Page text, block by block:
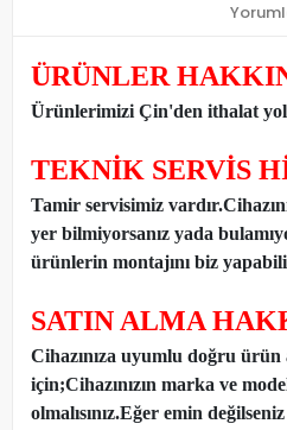
ÜRÜNLER
Ürünlerimizi Çin'den ithalat
TEKNİK SERVİS
Tamir servisimiz
yer bilmiyorsanız yada
ürünlerin montajını biz
SATIN ALMA
Cihazınıza uyumlu doğru ürün
için;Cihazınızın marka ve
olmalısınız.Eğer emin